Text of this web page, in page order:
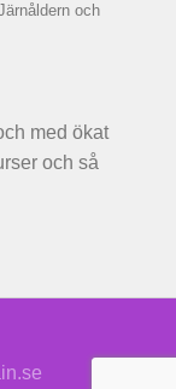
och
med ökat
och så